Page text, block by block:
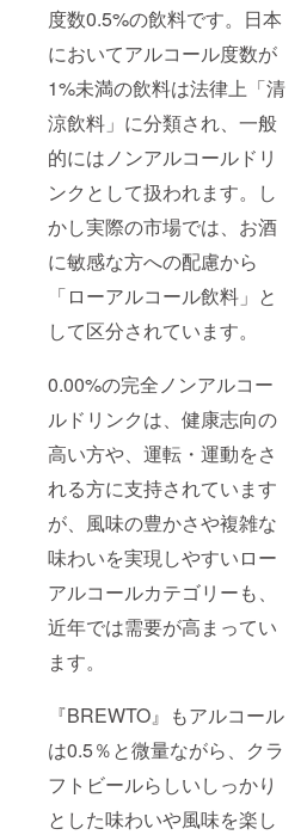
度数0.5%の飲料です。日本
においてアルコール度数が
1%未満の飲料は法律上「清
涼飲料」に分類され、一般
的にはノンアルコールドリ
ンクとして扱われます。し
かし実際の市場では、お酒
に敏感な方への配慮から
「ローアルコール飲料」と
して区分されています。
0.00%の完全ノンアルコー
ルドリンクは、健康志向の
高い方や、運転・運動をさ
れる方に支持されています
が、風味の豊かさや複雑な
味わいを実現しやすいロー
アルコールカテゴリーも、
近年では需要が高まってい
ます。
『BREWTO』もアルコール
は0.5％と微量ながら、クラ
フトビールらしいしっかり
とした味わいや風味を楽し